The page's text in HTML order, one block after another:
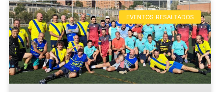
EVENTOS RESALTADOS